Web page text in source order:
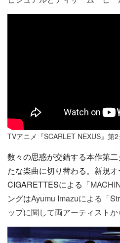
TVアニメ『SCARLET NEXUS』第
数々の思惑が交錯する本作第
たな楽曲に切り替わる。新規
CIGARETTESによる 「
ングはAyumu Imazuによる 「
ップに関して両アーティストか